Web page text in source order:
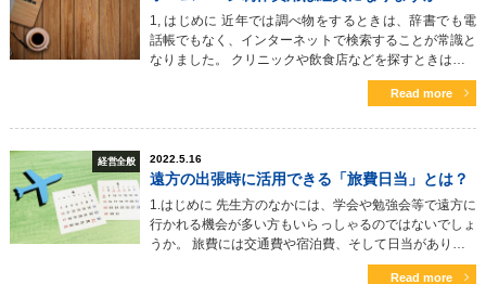
1, はじめに 近年では調べ物をするときは、辞書でも電
話帳でもなく、インターネットで検索することが常識と
なりました。 クリニックや飲食店などを探すときは…
Read more
経営全般 2022.5.16
遠方の出張時に活用できる「旅費日当」とは？
1.はじめに 先生方のなかには、学会や勉強会等で遠方に
行かれる機会が多い方もいらっしゃるのではないでしょ
うか。 旅費には交通費や宿泊費、そして日当があり…
Read more